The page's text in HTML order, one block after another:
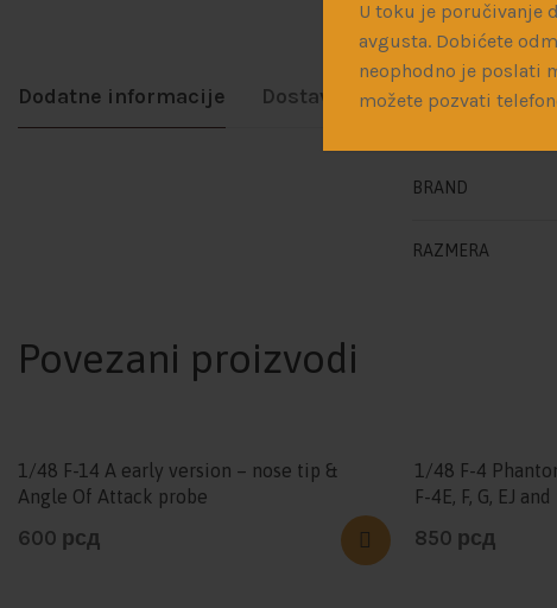
U toku je poručivanje
avgusta. Dobićete
neophodno je poslati
možete pozvati
Dodatne informacije Dostava
BRAND
RAZMERA
Povezani proizvodi
1/48 F-14 A early version – nose tip &
Angle Of Attack probe
600 рсд
1/48 F-4
F-4E, F, G, EJ
850 рсд